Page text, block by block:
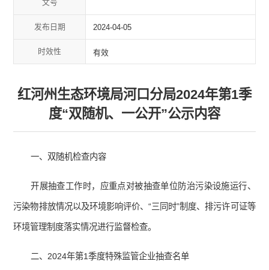
文号
发布日期 2024-04-05
时效性 有效
红河州生态环境局河口分局2024年第1季
度“双随机、一公开”公示内容
一、双随机检查内容
开展抽查工作时，应重点对被抽查单位防治污染设施运行、
污染物排放情况以及环境影响评价、“三同时”制度、排污许可证等
环境管理制度落实情况进行监督检查。
二、2024年第1季度特殊监管企业抽查名单